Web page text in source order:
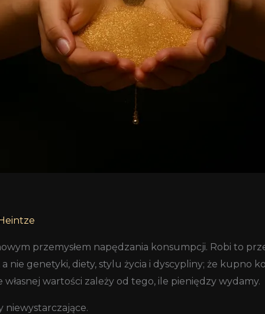
przemysłem napędzania konsumpcji. Robi to
nie genetyki, diety, stylu życia i dyscypliny; że kupno
wartości zależy od tego, ile pieniędzy wydamy.
niewystarczające.